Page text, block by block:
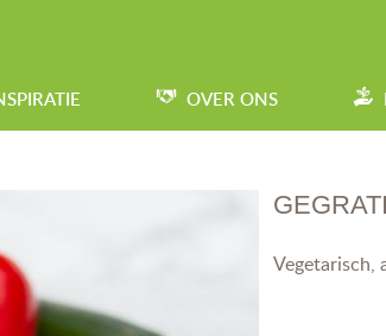
OVER ONS
Vegetarisch,